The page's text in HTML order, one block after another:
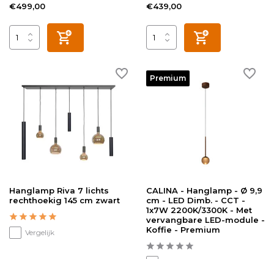
€499,00 €439,00
Hanglamp Riva 7 lichts
rechthoekig 145 cm zwart
Vergelijk
Premium
CALINA - Hanglamp - Ø 9,9
cm - LED Dimb. - CCT -
1x7W 2200K/3300K - Met
vervangbare LED-module -
Koffie - Premium